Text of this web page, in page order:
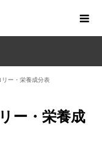
ー・栄養成分表
ー・栄養成